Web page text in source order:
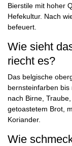
Bierstile mit hoher
Hefekultur. Nach
befeuert.
Wie sieht
riecht es?
Das belgische
bernsteinfarben
nach Birne,
getoastetem Brot,
Koriander.
Wie